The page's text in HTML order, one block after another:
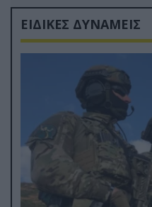
ΕΙΔΙΚΕΣ ΔΥΝΑΜΕΙΣ